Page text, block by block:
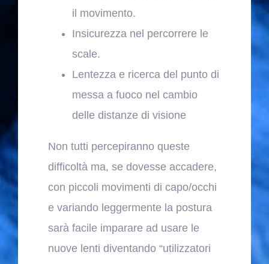
il movimento.
Insicurezza nel percorrere le
scale.
Lentezza e ricerca del punto di
messa a fuoco nel cambio
delle distanze di visione
Non tutti percepiranno queste
difficoltà ma, se dovesse accadere,
con piccoli movimenti di capo/occhi
e variando leggermente la postura
sarà facile imparare ad usare le
nuove lenti diventando “utilizzatori